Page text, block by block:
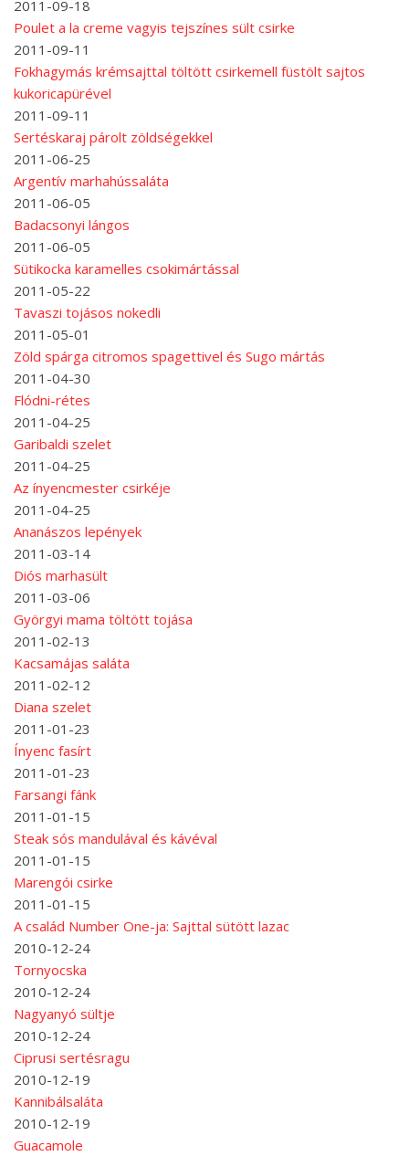
2011-09-18
Poulet a la creme vagyis tejszínes sült csirke
2011-09-11
Fokhagymás krémsajttal töltött csirkemell füstölt sajtos
kukoricapürével
2011-09-11
Sertéskaraj párolt zöldségekkel
2011-06-25
Argentív marhahússaláta
2011-06-05
Badacsonyi lángos
2011-06-05
Sütikocka karamelles csokimártással
2011-05-22
Tavaszi tojásos nokedli
2011-05-01
Zöld spárga citromos spagettivel és Sugo mártás
2011-04-30
Flódni-rétes
2011-04-25
Garibaldi szelet
2011-04-25
Az ínyencmester csirkéje
2011-04-25
Ananászos lepények
2011-03-14
Diós marhasült
2011-03-06
Györgyi mama töltött tojása
2011-02-13
Kacsamájas saláta
2011-02-12
Diana szelet
2011-01-23
Ínyenc fasírt
2011-01-23
Farsangi fánk
2011-01-15
Steak sós mandulával és kávéval
2011-01-15
Marengói csirke
2011-01-15
A család Number One-ja: Sajttal sütött lazac
2010-12-24
Tornyocska
2010-12-24
Nagyanyó sültje
2010-12-24
Ciprusi sertésragu
2010-12-19
Kannibálsaláta
2010-12-19
Guacamole